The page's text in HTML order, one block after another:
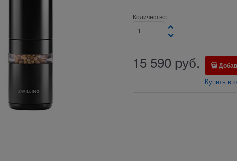
Количество:
15 590 руб.
Купить в